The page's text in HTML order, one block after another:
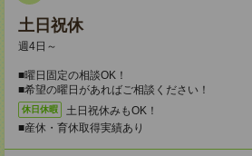
土日祝休
週4日～
■曜日固定の相談OK！
■希望の曜日があればご相談ください！
休日休暇
土日祝休みもOK！
■産休・育休取得実績あり